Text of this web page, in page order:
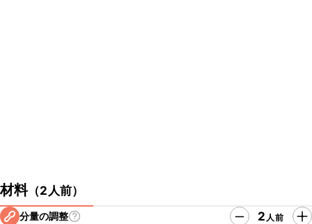
材料（2人前）
分量の調整 2 人前